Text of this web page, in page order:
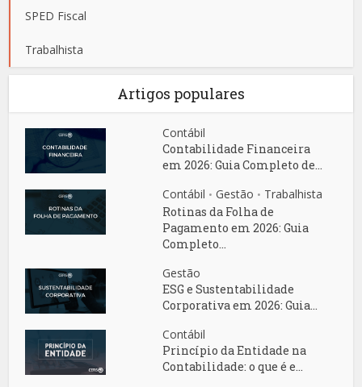
SPED Fiscal
Trabalhista
Artigos populares
Contábil
Contabilidade Financeira
em 2026: Guia Completo de...
Contábil • Gestão • Trabalhista
Rotinas da Folha de
Pagamento em 2026: Guia
Completo...
Gestão
ESG e Sustentabilidade
Corporativa em 2026: Guia...
Contábil
Princípio da Entidade na
Contabilidade: o que é e...